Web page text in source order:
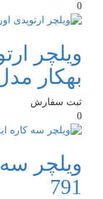
0
ویلچر
بهکار مدل
ثبت سفارش
0
ویلچر
791